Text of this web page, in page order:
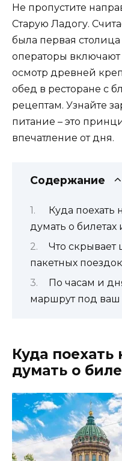
Не пропустите
Старую Ладогу.
была первая
операторы
осмотр древней
обед в ресторане с
рецептам. Узнайте
питание – это
впечатление от дня.
Содержание
Куда поехать
думать о билетах
Что скрывает
пакетных поездок
По часам и
маршрут под ваш
Куда поехать
думать о